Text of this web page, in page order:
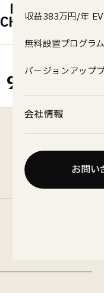
収益383万円/年
無料設置プログラ
バージョンアップ
会社情報
お問い
NACS /
CHAdeMO
90